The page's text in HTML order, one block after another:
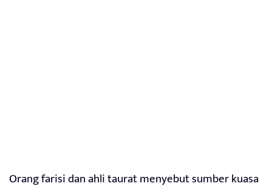
Orang farisi dan ahli taurat menyebut sumber kuasa